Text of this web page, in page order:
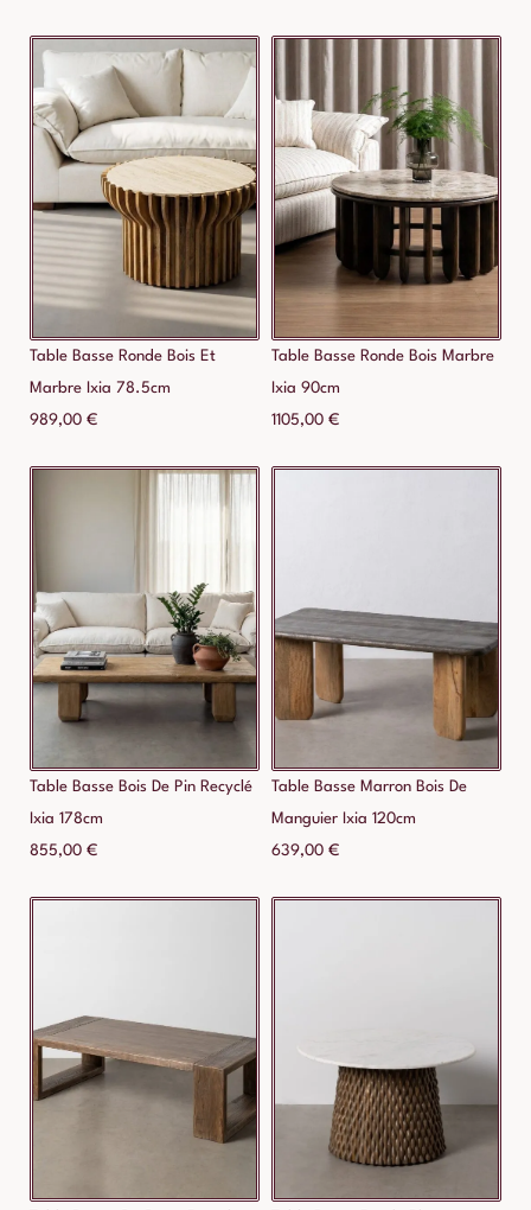
Table Basse Ronde Bois Et
Marbre Ixia 78.5cm
989,00 €
Table Basse Ronde Bois Marbre
Ixia 90cm
1105,00 €
Table Basse Bois De Pin Recyclé
Ixia 178cm
855,00 €
Table Basse Marron Bois De
Manguier Ixia 120cm
639,00 €